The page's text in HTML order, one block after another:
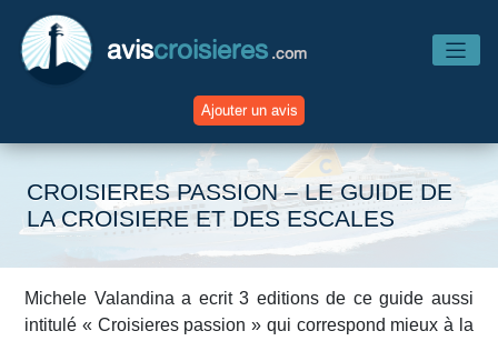
aviscroisieres .com
Ajouter un avis
Accueil
Avis Compagnies
Avis Navires
CROISIERES PASSION – LE GUIDE DE
LA CROISIERE ET DES ESCALES
Michele Valandina a ecrit 3 editions de ce guide aussi
intitulé « Croisieres passion » qui correspond mieux à la